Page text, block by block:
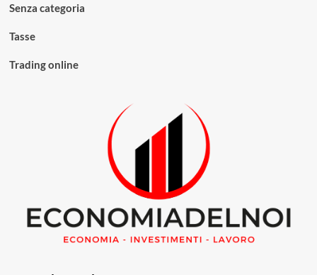
Senza categoria
Tasse
Trading online